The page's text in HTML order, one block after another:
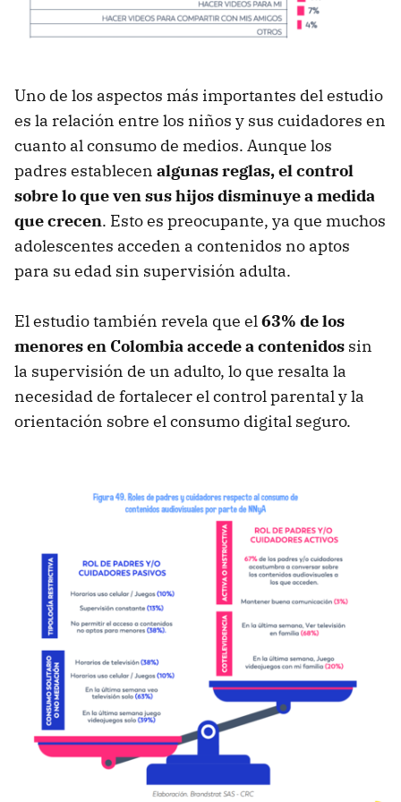
Uno de los aspectos más importantes del estudio
es la relación entre los niños y sus cuidadores en
cuanto al consumo de medios. Aunque los
padres establecen algunas reglas, el control
sobre lo que ven sus hijos disminuye a medida
que crecen. Esto es preocupante, ya que muchos
adolescentes acceden a contenidos no aptos
para su edad sin supervisión adulta.
El estudio también revela que el63% de los
menores en Colombia accede a contenidos sin
la supervisión de un adulto, lo que resalta la
necesidad de fortalecer el control parental y la
orientación sobre el consumo digital seguro.